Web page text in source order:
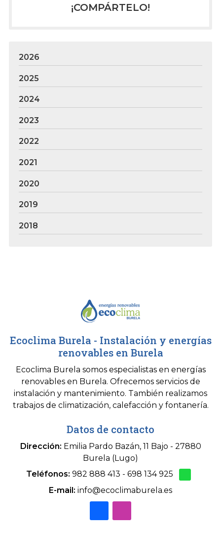
¡COMPÁRTELO!
2026
2025
2024
2023
2022
2021
2020
2019
2018
Ecoclima Burela - Instalación y energías
renovables en Burela
Ecoclima Burela somos especialistas en energías
renovables en Burela. Ofrecemos servicios de
instalación y mantenimiento. También realizamos
trabajos de climatización, calefacción y fontanería.
Datos de contacto
Dirección: Emilia Pardo Bazán, 11 Bajo - 27880
Burela (Lugo)
Teléfonos: 982 888 413 - 698 134 925
E-mail: info@ecoclimaburela.es